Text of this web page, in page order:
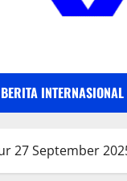
BERITA INTERNASIONAL
27 September